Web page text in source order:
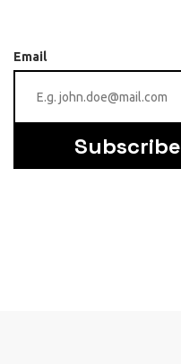
Email
Subscribe